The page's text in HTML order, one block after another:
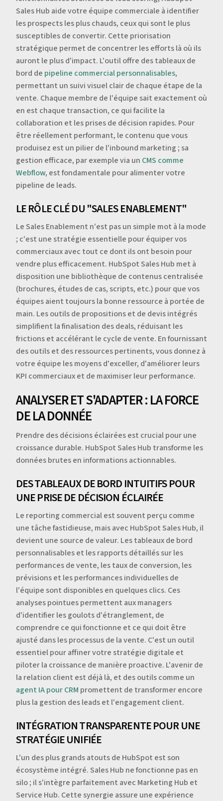
Sales Hub aide votre équipe commerciale à identifier
les prospects les plus chauds, ceux qui sont le plus
susceptibles de convertir. Cette priorisation
stratégique permet de concentrer les efforts là où ils
auront le plus d'impact. L'outil offre des tableaux de
bord de pipeline commercial personnalisables,
permettant un suivi visuel clair de chaque étape de la
vente. Chaque membre de l'équipe sait exactement où
en est chaque transaction, ce qui facilite la
collaboration et les prises de décision rapides. Pour
être réellement performant, le contenu que vous
produisez est un pilier de l'inbound marketing ; sa
gestion efficace, par exemple via un CMS comme
Webflow, est fondamentale pour alimenter votre
pipeline de leads.
LE RÔLE CLÉ DU "SALES ENABLEMENT"
Le Sales Enablement n'est pas un simple mot à la mode
; c'est une stratégie essentielle pour équiper vos
commerciaux avec tout ce dont ils ont besoin pour
vendre plus efficacement. HubSpot Sales Hub met à
disposition une bibliothèque de contenus centralisée
(brochures, études de cas, scripts, etc.) pour que vos
équipes aient toujours la bonne ressource à portée de
main. Les outils de propositions et de devis intégrés
simplifient la finalisation des deals, réduisant les
frictions et accélérant le cycle de vente. En fournissant
des outils et des ressources pertinents, vous donnez à
votre équipe les moyens d'exceller, d'améliorer leurs
KPI commerciaux et de maximiser leur performance.
ANALYSER ET S'ADAPTER : LA FORCE
DE LA DONNÉE
Prendre des décisions éclairées est crucial pour une
croissance durable. HubSpot Sales Hub transforme les
données brutes en informations actionnables.
DES TABLEAUX DE BORD INTUITIFS POUR
UNE PRISE DE DÉCISION ÉCLAIRÉE
Le reporting commercial est souvent perçu comme
une tâche fastidieuse, mais avec HubSpot Sales Hub, il
devient une source de valeur. Les tableaux de bord
personnalisables et les rapports détaillés sur les
performances de vente, les taux de conversion, les
prévisions et les performances individuelles de
l'équipe sont disponibles en quelques clics. Ces
analyses pointues permettent aux managers
d'identifier les goulots d'étranglement, de
comprendre ce qui fonctionne et ce qui doit être
ajusté dans les processus de la vente. C'est un outil
essentiel pour affiner votre stratégie digitale et
piloter la croissance de manière proactive. L'avenir de
la relation client est déjà là, et des outils comme un
agent IA pour CRM promettent de transformer encore
plus la gestion des leads et l'engagement client.
INTÉGRATION TRANSPARENTE POUR UNE
STRATÉGIE UNIFIÉE
L'un des plus grands atouts de HubSpot est son
écosystème intégré. Sales Hub ne fonctionne pas en
silo ; il s'intègre parfaitement avec Marketing Hub et
Service Hub. Cette synergie assure une expérience